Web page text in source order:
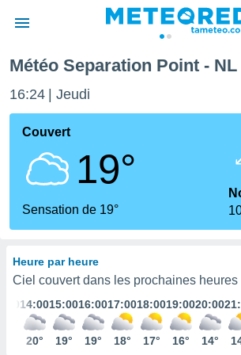
de
en
Météo Separation Point - NL
16:24 Jeudi
Couvert
19°
Sensation de 19°
Heure par heure
Ciel couvert dans les prochaines heures
14:00
20°
15:00
19°
16:00
19°
17:00
18°
18:00
17°
19:00
16°
20:00
14°